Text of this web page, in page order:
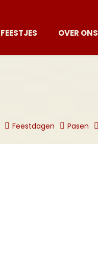
OVER ONS
Feestdagen Pasen